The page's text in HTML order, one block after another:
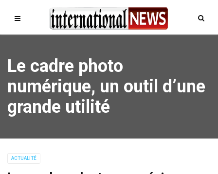
Le cadre photo
numérique, un outil d’une
grande utilité
ACTUALITÉ